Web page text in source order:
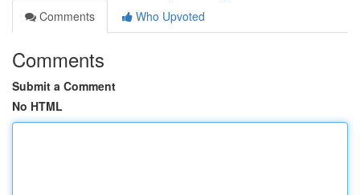
Comments
Who Upvoted
Comments
Submit a Comment
No HTML